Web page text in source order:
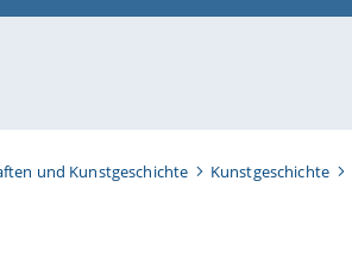
und Kunstgeschichte Kunstgeschichte